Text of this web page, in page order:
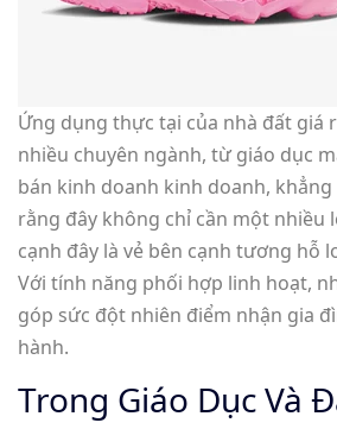
Ứng dụng thực tại của nhà đất giá
nhiều chuyên ngành, từ giáo dục
bán kinh doanh kinh doanh,
rằng đây không chỉ cần một nhiều
cạnh đây là vẻ bên cạnh tương hỗ
Với tính năng phối hợp linh hoạt,
góp sức đột nhiên điểm nhận gia
hành.
Trong Giáo Dục Và